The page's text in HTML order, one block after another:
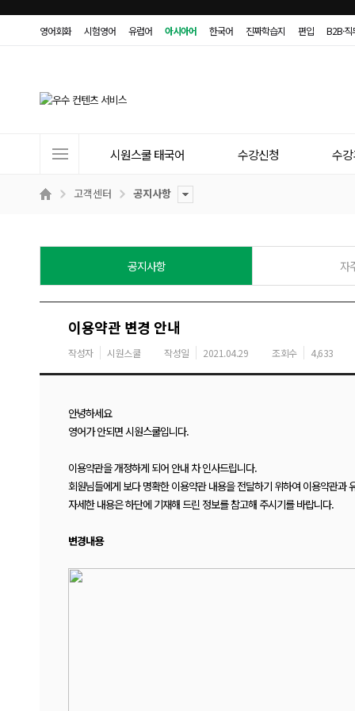
영어회화 시험영어 유럽어 아시아어 한국어 진짜학습지 편입 B2B·
트
시원스쿨 태국어 수강신청 수
고객센터 공지사항
공지사항 자
이용약관 변경 안내
작성자 시원스쿨 작성일 2021.04.29 조회수 4,633
안녕하세요
영어가 안되면 시원스쿨입니다.
이용약관을 개정하게 되어 안내 차 인사드립니다.
회원님들에게 보다 명확한 이용약관 내용을 전달하기 위하여 이용약관과
자세한 내용은 하단에 기재해 드린 정보를 참고해 주시기를 바랍니다.
변경내용